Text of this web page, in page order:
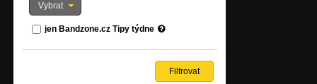
Vybrat
jen Bandzone.cz Tipy týdne